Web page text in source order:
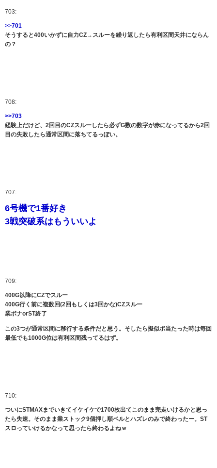
703:
>>701
そうすると400いかずに自力CZ→スルーを繰り返したら有利区間天井にならん
の？
708:
>>703
経験上だけど、2回目のCZスルーしたら必ずG数の数字が赤になってるから2回
目の失敗したら通常区間に落ちてるっぽい。
707:
6号機で1番好き
3戦突破系はもういいよ
709:
400G以降にCZでスルー
400G行く前に複数回(2回もしくは3回かな)CZスルー
業ボナorST終了
この3つが通常区間に移行する条件だと思う。そしたら擬似ボ当たった時は毎回
最低でも1000G位は有利区間残ってるはず。
710:
ついにSTMAXまでいきてイケイケで1700枚出てこのまま完走いけるかと思っ
たら失速。そのまま業ストック9個押し順ベルとハズレのみで終わったー。ST
スロっていけるかなって思ったら終わるよねｗ